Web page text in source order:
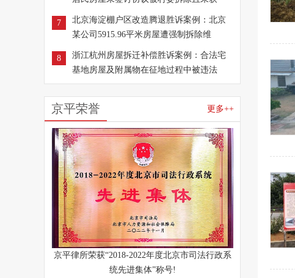
7
北京海淀棚户区改造腾退胜诉案例：北京
某公司5915.96平米房屋遭强制拆除维
8
浙江杭州房屋拆迁补偿胜诉案例：合法宅
基地房屋及附属物在征地过程中被违法
京平荣誉 更多++
京平律所荣获“2018-2022年度北京市司法行政系
统先进集体”称号!